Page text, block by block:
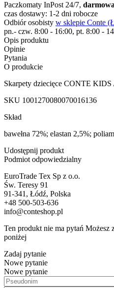
Paczkomaty InPost 24/7,
czas dostawy: 1-2 dni robocze
Odbiór osobisty w sklepie Conte
pn.- czw. 8:00 - 16:00, pt. 8:00 -
Opis produktu
Opinie
Pytania
O produkcie
Skarpety dziecięce CONTE
SKU 1001270080070016136
Skład
bawełna 72%; elastan 2,5%;
Udostępnij produkt
Podmiot odpowiedzialny
EuroTrade Tex Sp z o.o.
Św. Teresy 91
91-341, Łódź, Polska
+48 500-503-636
info@conteshop.pl
Ten produkt nie ma pytań Możesz
poniżej
Zadaj pytanie
Nowe pytanie
Nowe pytanie